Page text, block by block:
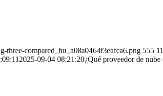
compared_hu_a08a0464f3eafca6.png 555
2025-09-04 08:21:20¿Qué proveedor de